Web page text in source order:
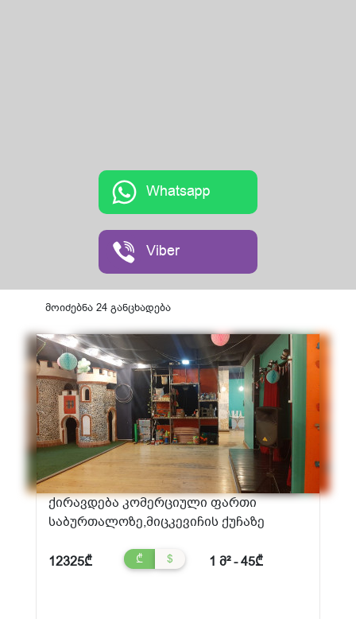
Whatsapp
Viber
მოიძებნა 24 განცხადება
ქირავდება კომერციული ფართი
საბურთალოზე,მიცკევიჩის ქუჩაზე
12325₾ ₾ $ 1 მ² - 45₾